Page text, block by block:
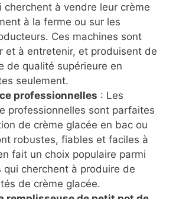
cherchent à vendre leur crème
à la ferme ou sur les
Ces machines sont
et à entretenir, et produisent de
de qualité supérieure en
seulement.
professionnelles : Les
professionnelles sont parfaites
de crème glacée en bac ou
robustes, fiables et faciles à
fait un choix populaire parmi
qui cherchent à produire de
de crème glacée.